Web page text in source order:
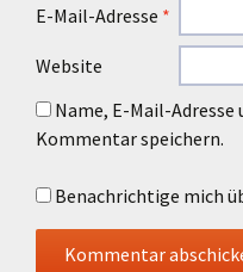
E-Mail-Adresse *
Website
Name, E-Mail-
Kommentar speichern.
Benachrichtige mich